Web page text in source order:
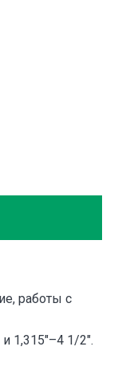
работы с
1,315″–4 1/2″.